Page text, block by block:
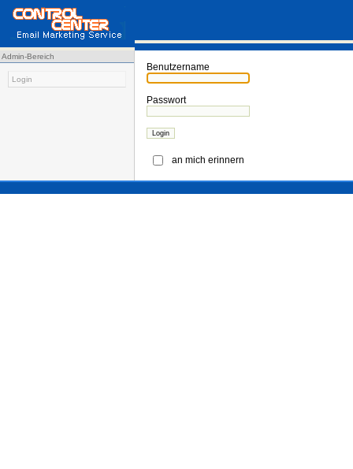
Admin-Bereich
Login
Benutzername
Passwort
an mich erinnern